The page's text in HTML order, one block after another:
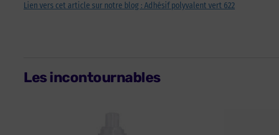
Lien vers cet article sur notre blog : Adhésif polyvalent vert 622
Les incontournables